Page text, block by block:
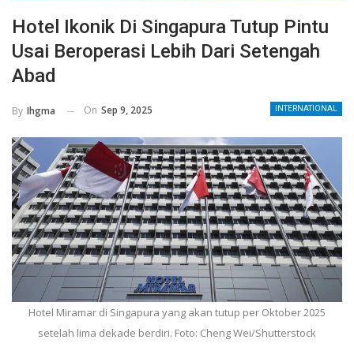
Hotel Ikonik Di Singapura Tutup Pintu
Usai Beroperasi Lebih Dari Setengah
Abad
INTERNATIONAL
By Ihgma On Sep 9, 2025
Hotel Miramar di Singapura yang akan tutup per Oktober 2025
setelah lima dekade berdiri. Foto: Cheng Wei/Shutterstock